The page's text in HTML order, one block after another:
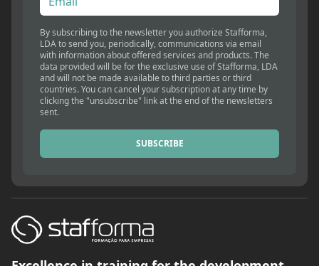
By subscribing to the newsletter you authorize Stafforma,
LDA to send you, periodically, communications via email
with information about offered services and products. The
data provided will be for the exclusive use of Stafforma, LDA
and will not be made available to third parties or third
countries. You can cancel your subscription at any time by
clicking the "unsubscribe" link at the end of the newsletters
sent.
SUBSCRIBE